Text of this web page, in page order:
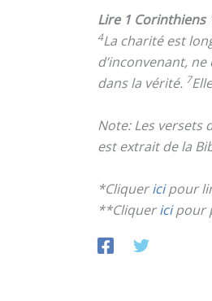
Lire 1 Corinthiens
4La charité est
d’inconvenant,
dans la vérité. 7
Note: Les versets
est extrait de la
*Cliquericipour
**Cliquericipour